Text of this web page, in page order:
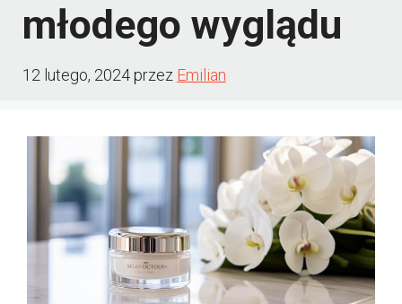
młodego wyglądu
12 lutego, 2024przez Emilian